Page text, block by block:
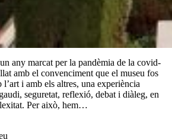
any marcat per la pandèmia de la covid-
amb el convenciment que el museu fos
l’art i amb els altres, una experiència
seguretat, reflexió, debat i diàleg, en
Per això, hem…